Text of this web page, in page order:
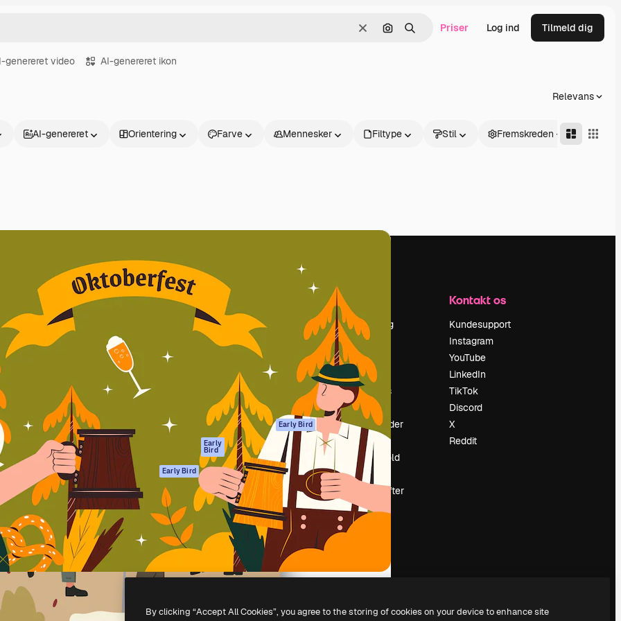
Klar Søg efter billede
Søge Priser Log ind Tilmeld dig
genereret video AI-genereret ikon
Relevans
AI-genereret Orientering Farve Mennesker Filtype Stil Fremskreden
til at skabe dit bedste
abonnenter – fra
til bureauer og
Produkter
AI-assistent
AI-billedgenerator
AI-videogenerator
AI-
Stockindhold
MCP til
Claude/ChatGPT
Early
Bird
Agenter Early Bird
API
Mobilapp
Alle Magnific
værktøjer
Academy
Dokumentation
Support
Vilkår for brug
Privatlivspolitik
Originaler Early Bird
Cookies politik
Tillidscenter
Partnere
Virksomhed
Firma
Prissætning
Om os
Reviews
Karriere
Søgetrends
Blog
Begivenheder
Slidesgo
Sælg indhold
Presserum
Leder du efter
magnific.ai
Kontakt os
Kundesupport
Instagram
YouTube
LinkedIn
TikTok
Discord
X
Reddit
Freepik Company S.L.U. Alle rettigheder forbeholdes.
By clicking “Accept All Cookies”, you agree to the storing of cookies on your device to enhance site